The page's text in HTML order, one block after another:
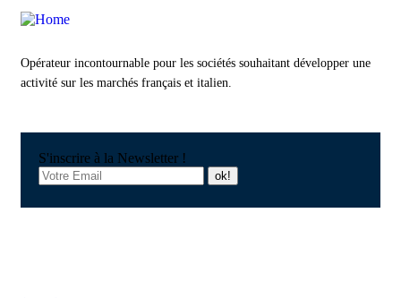
Opérateur incontournable pour les sociétés souhaitant développer une
activité sur les marchés français et italien.
S'inscrire à la Newsletter !